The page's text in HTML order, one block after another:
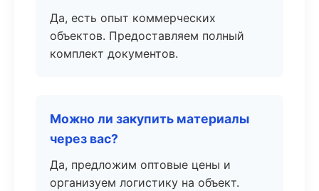
Да, есть опыт коммерческих
объектов. Предоставляем полный
комплект документов.
Можно ли закупить материалы
через вас?
Да, предложим оптовые цены и
организуем логистику на объект.